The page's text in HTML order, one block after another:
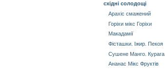
східні солодощі
Арахіс смажений
Горіхи мікс Горіхи
Mакадамії
Фісташки. Іжир. Пекоя
Сушене Манго. Курага
Aнанас Мікс Фруктів